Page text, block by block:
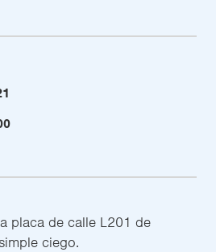
placa de calle L201 de
ciego.